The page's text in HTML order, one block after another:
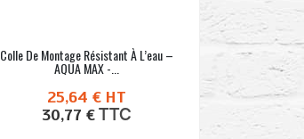
Colle De Montage Résistant À L’eau –
AQUA MAX -...
25,64 € HT
30,77 €TTC